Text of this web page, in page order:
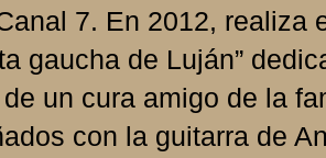
7. En 2012, realiza
gaucha de Luján”
un cura amigo de la
con la guitarra de